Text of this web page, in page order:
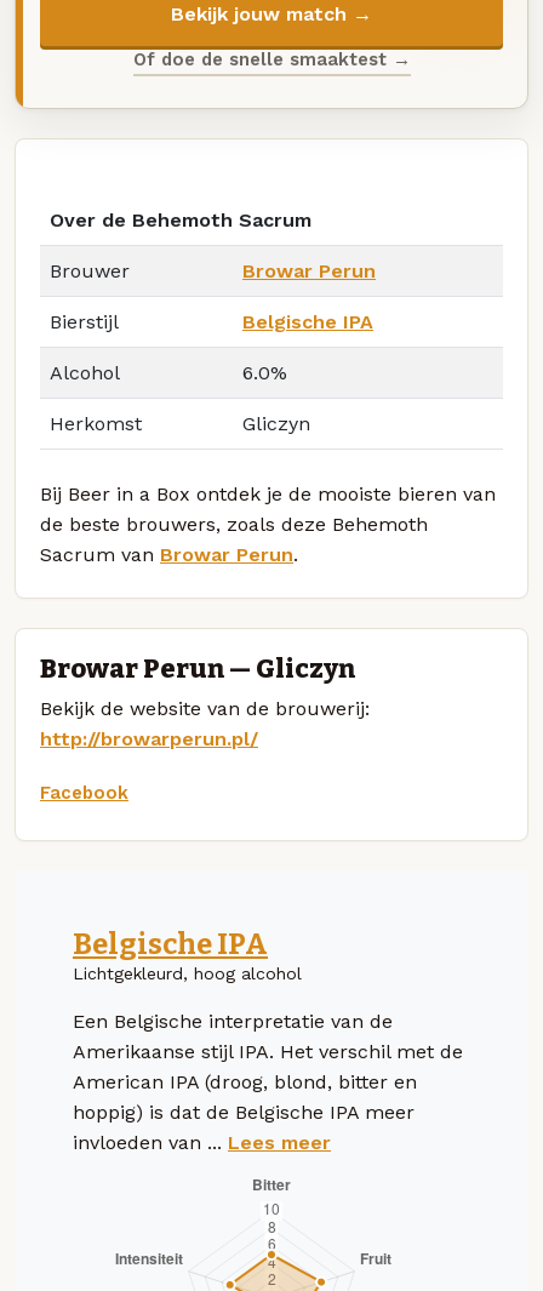
Bekijk jouw match →
Of doe de snelle smaaktest →
Over de Behemoth Sacrum
Brouwer Browar Perun
Bierstijl Belgische IPA
Alcohol 6.0%
Herkomst Gliczyn
Bij Beer in a Box ontdek je de mooiste bieren van
de beste brouwers, zoals deze Behemoth
Sacrum van Browar Perun.
Browar Perun — Gliczyn
Bekijk de website van de brouwerij:
http://browarperun.pl/
Facebook
Belgische IPA
Lichtgekleurd, hoog alcohol
Een Belgische interpretatie van de
Amerikaanse stijl IPA. Het verschil met de
American IPA (droog, blond, bitter en
hoppig) is dat de Belgische IPA meer
invloeden van ... Lees meer